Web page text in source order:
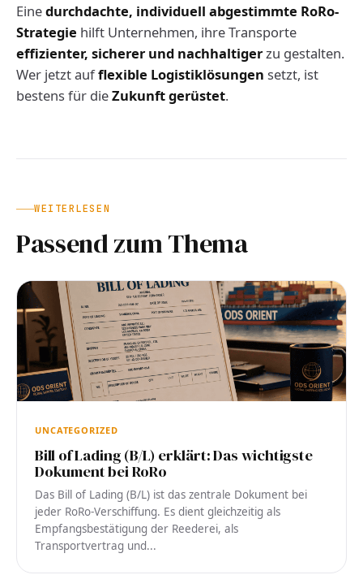
Einedurchdachte, individuell abgestimmte RoRo-
Strategie hilft Unternehmen, ihre Transporte
effizienter, sicherer und nachhaltiger zu gestalten.
Wer jetzt aufflexible Logistiklösungen setzt, ist
bestens für dieZukunft gerüstet.
WEITERLESEN
Passend zum Thema
UNCATEGORIZED
Bill of Lading (B/L) erklärt: Das wichtigste
Dokument bei RoRo
Das Bill of Lading (B/L) ist das zentrale Dokument bei
jeder RoRo-Verschiffung. Es dient gleichzeitig als
Empfangsbestätigung der Reederei, als
Transportvertrag und...